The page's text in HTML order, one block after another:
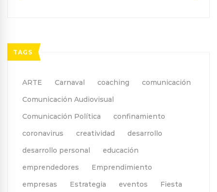
TAGS
ARTE Carnaval coaching
comunicación
Comunicación Audiovisual
Comunicación Política
confinamiento
coronavirus
creatividad
desarrollo
desarrollo personal
educación
emprendedores
Emprendimiento
empresas
Estrategia eventos
Fiesta